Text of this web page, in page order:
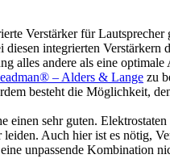
Verstärker für Lautsprecher
integrierten Verstärkern
alles andere als eine optimale
– Alders & Lange zu
besteht die Möglichkeit,
einen sehr guten.
Auch hier ist es nötig,
unpassende Kombination